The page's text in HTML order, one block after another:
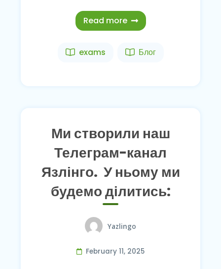
Read more
exams Блог
Ми створили наш
Телеграм-канал
Язлінго. У ньому ми
будемо ділитись:
Yazlingo
February 11, 2025